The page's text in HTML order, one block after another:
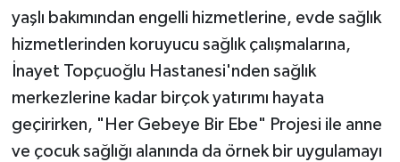
yaşlı bakımından engelli hizmetlerine, evde sağlık
hizmetlerinden koruyucu sağlık çalışmalarına,
İnayet Topçuoğlu Hastanesi'nden sağlık
merkezlerine kadar birçok yatırımı hayata
geçirirken, "Her Gebeye Bir Ebe" Projesi ile anne
ve çocuk sağlığı alanında da örnek bir uygulamayı